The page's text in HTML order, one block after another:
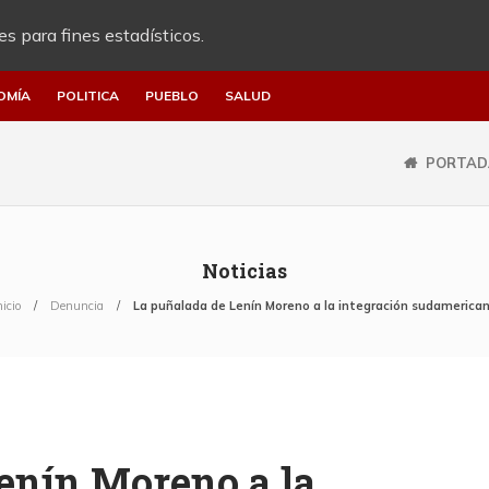
para fines estadísticos.
POLITICA PUEBLO SALUD
Noticias
Denuncia La puñalada de Lenín Moreno a la integración